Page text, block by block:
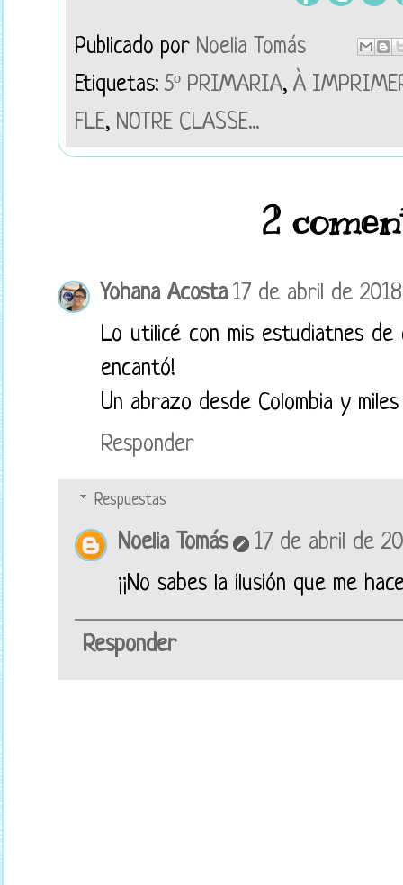
Publicado por Noelia Tomás
Etiquetas:5º PRIMARIA, À
FLE, NOTRE CLASSE...
2
Yohana Acosta 17 de abril de
Lo utilicé con mis estudiatnes
encantó!
Un abrazo desde Colombia y
Responder
Respuestas
Noelia Tomás
17 de abril de
¡¡No sabes la ilusión que me
Responder